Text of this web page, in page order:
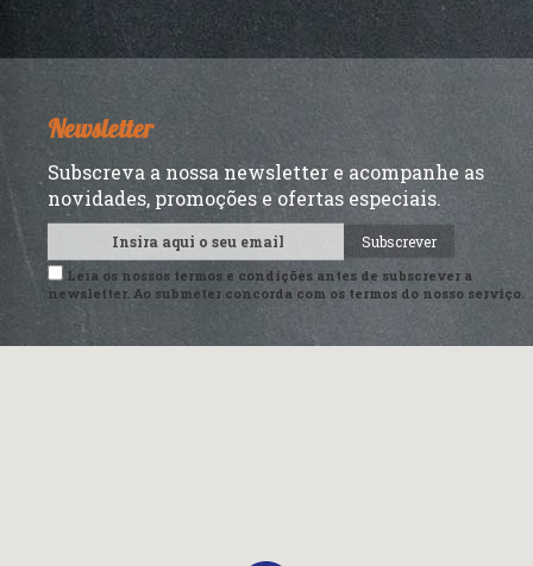
Newsletter
Subscreva a nossa newsletter e acompanhe as
novidades, promoções e ofertas especiais.
Subscrever
Leia os nossos termos e condições antes de subscrever a
newsletter. Ao submeter concorda com os termos do nosso serviço.